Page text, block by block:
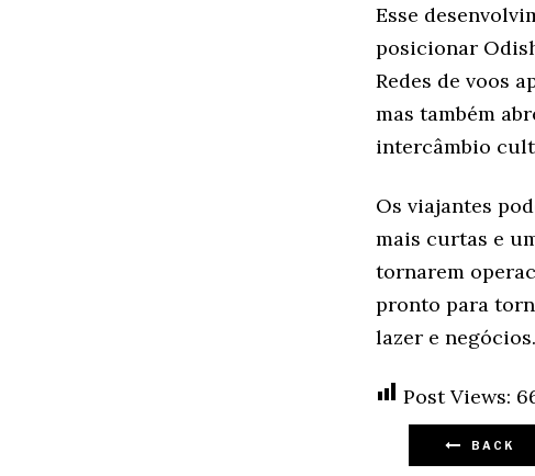
Esse
posicionar
Redes de voos
mas também
intercâmbio
Os viajantes
mais curtas e
tornarem
pronto para
lazer e negócios.
Post Views:
BACK